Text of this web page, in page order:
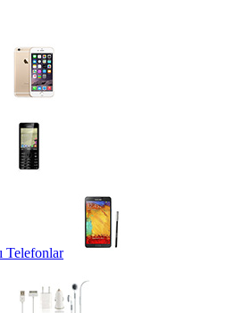
Telefonlar